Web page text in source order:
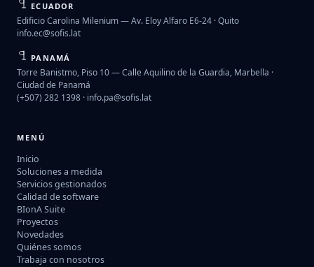
ECUADOR
Edificio Carolina Milenium — Av. Eloy Alfaro E6-24 · Quito
info.ec@sofis.lat
PANAMÁ
Torre Banistmo, Piso 10 — Calle Aquilino de la Guardia, Marbella ·
Ciudad de Panamá
(+507) 282 1398 · info.pa@sofis.lat
MENÚ
Inicio
Soluciones a medida
Servicios gestionados
Calidad de software
BIonA Suite
Proyectos
Novedades
Quiénes somos
Trabaja con nosotros